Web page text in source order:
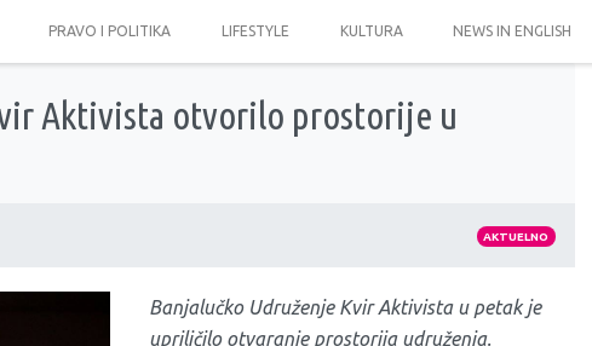
PRAVO I POLITIKA LIFESTYLE KULTURA NEWS IN ENGLISH
Aktivista otvorilo prostorije u
AKTUELNO
Banjalučko Udruženje Kvir Aktivista u petak je
upriličilo otvaranje prostorija udruženja.